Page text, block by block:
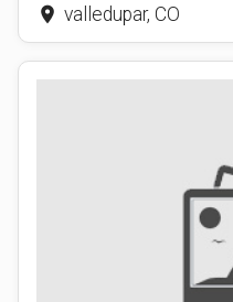
place valledupar, CO